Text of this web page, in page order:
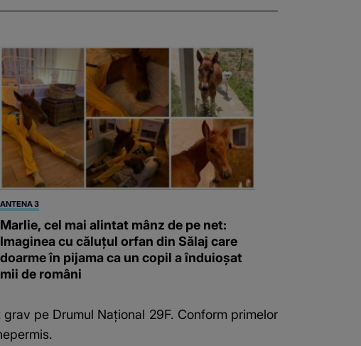
ANTENA 3
Marlie, cel mai alintat mânz de pe net:
Imaginea cu căluțul orfan din Sălaj care
doarme în pijama ca un copil a înduioșat
mii de români
pe Drumul Național 29F. Conform primelor